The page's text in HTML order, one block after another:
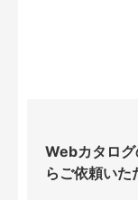
Webカタロ
らご依頼いた